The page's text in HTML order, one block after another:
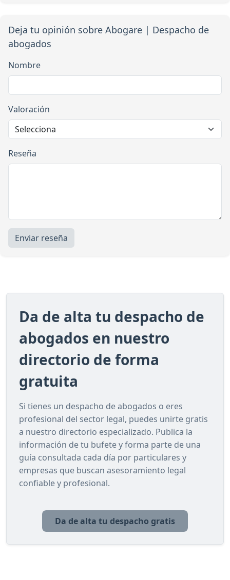
Deja tu opinión sobre Abogare | Despacho de
abogados
Nombre
Valoración
Reseña
Enviar reseña
Da de alta tu despacho de
abogados en nuestro
directorio de forma
gratuita
Si tienes un despacho de abogados o eres
profesional del sector legal, puedes unirte gratis
a nuestro directorio especializado. Publica la
información de tu bufete y forma parte de una
guía consultada cada día por particulares y
empresas que buscan asesoramiento legal
confiable y profesional.
Da de alta tu despacho gratis